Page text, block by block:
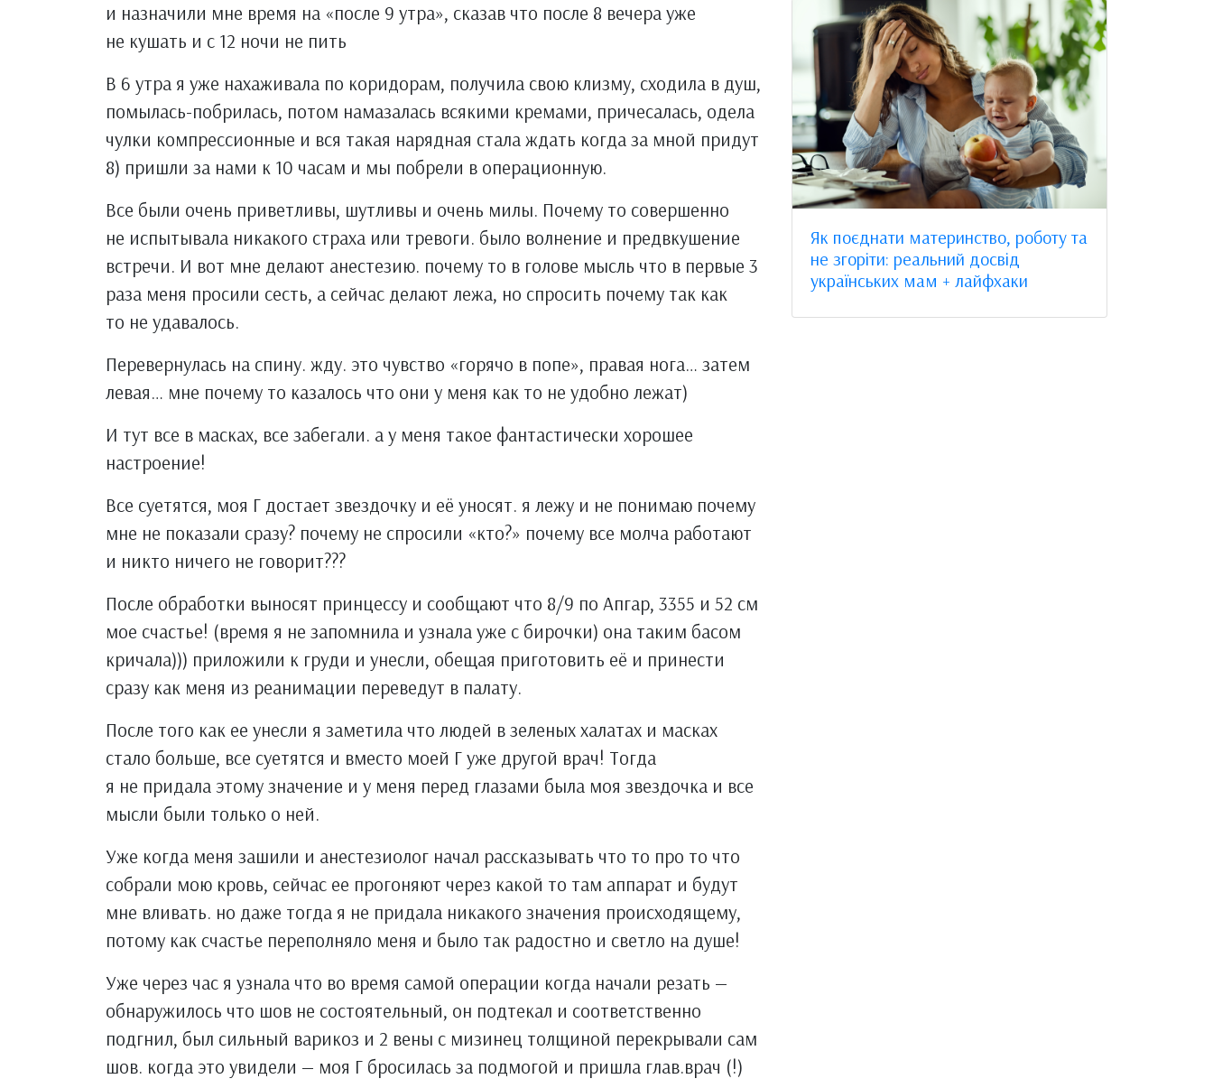
и назначили мне время на «после 9 утра», сказав что после 8 вечера уже
не кушать и с 12 ночи не пить
В 6 утра я уже нахаживала по коридорам, получила свою клизму, сходила в душ,
помылась-побрилась, потом намазалась всякими кремами, причесалась, одела
чулки компрессионные и вся такая нарядная стала ждать когда за мной придут
8) пришли за нами к 10 часам и мы побрели в операционную.
Все были очень приветливы, шутливы и очень милы. Почему то совершенно
не испытывала никакого страха или тревоги. было волнение и предвкушение
встречи. И вот мне делают анестезию. почему то в голове мысль что в первые 3
раза меня просили сесть, а сейчас делают лежа, но спросить почему так как
то не удавалось.
Перевернулась на спину. жду. это чувство «горячо в попе», правая нога… затем
левая… мне почему то казалось что они у меня как то не удобно лежат)
И тут все в масках, все забегали. а у меня такое фантастически хорошее
настроение!
Все суетятся, моя Г достает звездочку и её уносят. я лежу и не понимаю почему
мне не показали сразу? почему не спросили «кто?» почему все молча работают
и никто ничего не говорит???
После обработки выносят принцессу и сообщают что 8/9 по Апгар, 3355 и 52 см
мое счастье! (время я не запомнила и узнала уже с бирочки) она таким басом
кричала))) приложили к груди и унесли, обещая приготовить её и принести
сразу как меня из реанимации переведут в палату.
После того как ее унесли я заметила что людей в зеленых халатах и масках
стало больше, все суетятся и вместо моей Г уже другой врач! Тогда
я не придала этому значение и у меня перед глазами была моя звездочка и все
мысли были только о ней.
Уже когда меня зашили и анестезиолог начал рассказывать что то про то что
собрали мою кровь, сейчас ее прогоняют через какой то там аппарат и будут
мне вливать. но даже тогда я не придала никакого значения происходящему,
потому как счастье переполняло меня и было так радостно и светло на душе!
Уже через час я узнала что во время самой операции когда начали резать —
обнаружилось что шов не состоятельный, он подтекал и соответственно
подгнил, был сильный варикоз и 2 вены с мизинец толщиной перекрывали сам
шов. когда это увидели — моя Г бросилась за подмогой и пришла глав.врач (!)
Як поєднати материнство, роботу та
не згоріти: реальний досвід
українських мам + лайфхаки